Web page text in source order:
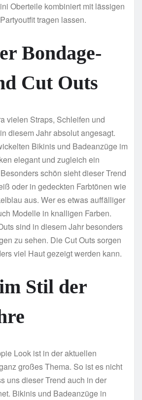
Oberteile kombiniert mit lässigen
tragen lassen.
Bondage-
Cut Outs
vielen Straps, Schleifen und
diesem Jahr absolut angesagt.
Bikinis und Badeanzüge im
elegant und zugleich ein
schön sieht dieser Trend
oder in gedeckten Farbtönen wie
aus. Wer es etwas auffälliger
Modelle in knalligen Farben.
sind in diesem Jahr besonders
zu sehen. Die Cut Outs sorgen
viel Haut gezeigt werden kann.
Stil der
Look ist in der aktuellen
großes Thema. So ist es nicht
uns dieser Trend auch in der
Bikinis und Badeanzüge in